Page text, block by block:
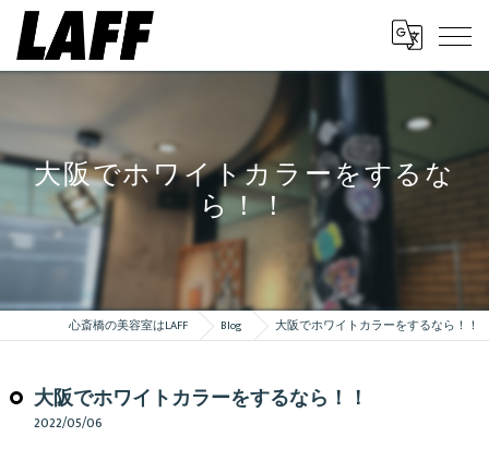
大阪でホワイトカラーをするな
ら！！
心斎橋の美容室はLAFF Blog 大阪でホワイトカラーをするなら！！
大阪でホワイトカラーをするなら！！
2022/05/06